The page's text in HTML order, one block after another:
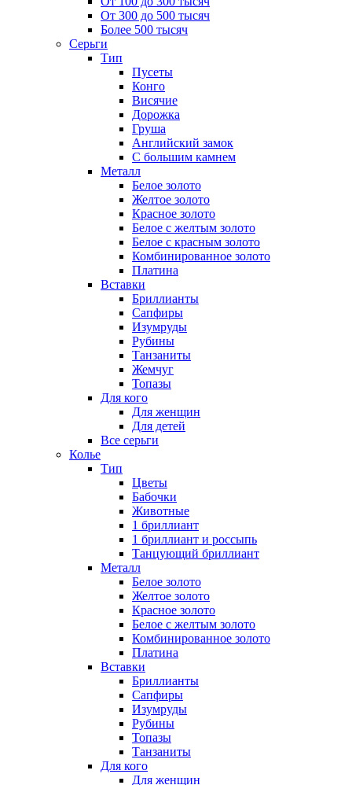
От 300 до 500 тысяч
Более 500 тысяч
Серьги
Тип
Пусеты
Конго
Висячие
Дорожка
Груша
Английский замок
С большим камнем
Металл
Белое золото
Желтое золото
Красное золото
Белое с желтым золото
Белое с красным золото
Комбинированное золото
Платина
Вставки
Бриллианты
Сапфиры
Изумруды
Рубины
Танзаниты
Жемчуг
Топазы
Для кого
Для женщин
Для детей
Все серьги
Колье
Тип
Цветы
Бабочки
Животные
1 бриллиант
1 бриллиант и россыпь
Танцующий бриллиант
Металл
Белое золото
Желтое золото
Красное золото
Белое с желтым золото
Комбинированное золото
Платина
Вставки
Бриллианты
Сапфиры
Изумруды
Рубины
Топазы
Танзаниты
Для кого
Для женщин